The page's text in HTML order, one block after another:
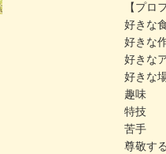
【プロ
好きな
好きな
好きな
好きな
趣味 :
特技 :
苦手
尊敬す